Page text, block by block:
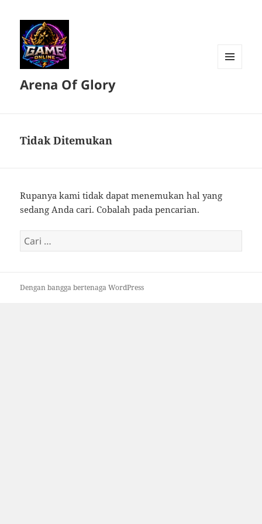
Arena Of Glory
Tidak Ditemukan
Rupanya kami tidak dapat menemukan hal yang
sedang Anda cari. Cobalah pada pencarian.
Cari
untuk:
Dengan bangga bertenaga WordPress